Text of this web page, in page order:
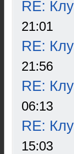
RE:
21:01
RE:
21:56
RE:
06:13
RE:
15:03